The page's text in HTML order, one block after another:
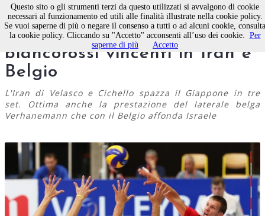
Pallavolo Molfetta,
biancorossi vincenti in Iran e
Belgio
L'Iran di Velasco e Cichello spazza il Giappone in tre
set. Ottima anche la prestazione del laterale belga
Verhanemann che con il Belgio affonda Israele
Questo sito o gli strumenti terzi da questo utilizzati si avvalgono di cookie
necessari al funzionamento ed utili alle finalità illustrate nella cookie policy.
Se vuoi saperne di più o negare il consenso a tutti o ad alcuni cookie, consulta
la cookie policy. Cliccando su "Accetto" acconsenti all’uso dei cookie. Per
saperne di più
Accetto